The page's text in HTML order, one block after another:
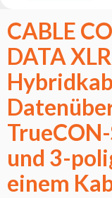
Test
Leasing
Häufig
Gestellte
Fragen
Wählen
Serie
CABLE
DATA
und 3-
einem